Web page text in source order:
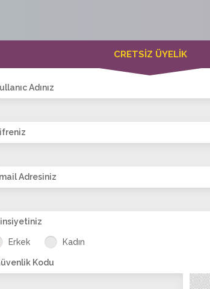
Bayanlar(416) Online Erkekler(377)
sevcan_ak
CRETSİZ ÜYELİK
Adınız
Adresiniz
Erkek Kadın
Kodu